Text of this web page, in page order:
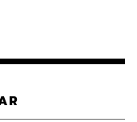
ฟ พาร์กอินดอร์รูป